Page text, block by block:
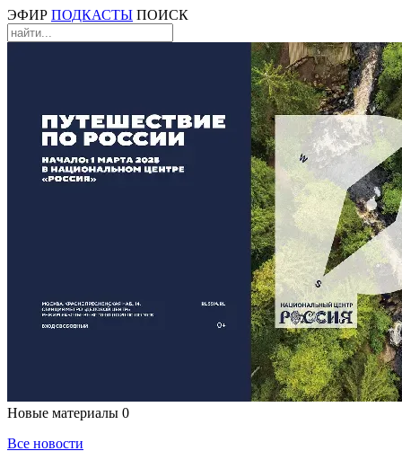
ЭФИР ПОДКАСТЫ ПОИСК
Новые материалы 0
Все новости